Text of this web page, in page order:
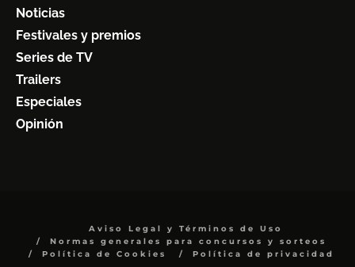
Noticias
Festivales y premios
Series de TV
Trailers
Especiales
Opinión
Aviso Legal y Términos de Uso
Normas generales para concursos y sorteos
Política de Cookies
Política de privacidad